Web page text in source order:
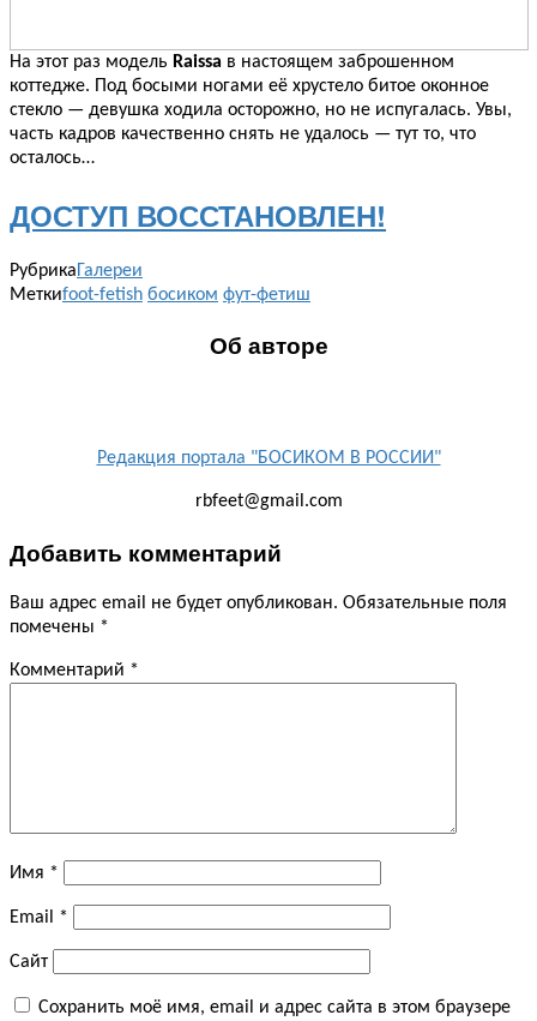
На этот раз модель Raissa в настоящем заброшенном
коттедже. Под босыми ногами её хрустело битое оконное
стекло — девушка ходила осторожно, но не испугалась. Увы,
часть кадров качественно снять не удалось — тут то, что
осталось…
ДОСТУП ВОССТАНОВЛЕН!
Рубрика Галереи
Меткиfoot-fetish босиком фут-фетиш
Об авторе
Редакция портала "БОСИКОМ В РОССИИ"
rbfeet@gmail.com
Добавить комментарий
Ваш адрес email не будет опубликован. Обязательные поля
помечены *
Комментарий *
Имя *
Email *
Сайт
Сохранить моё имя, email и адрес сайта в этом браузере